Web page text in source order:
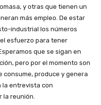
y otras que tienen un
más empleo. De estar
industrial los números
esfuerzo para tener
que se sigan en
pero por el momento son
consume, produce y genera
la entrevista con
la reunión.